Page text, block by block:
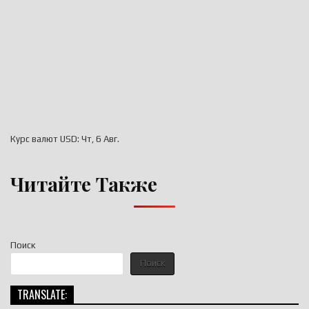
Поиск
Поиск
TRANSLATE:
Курс валют USD: Чт, 6 Авг.
Читайте Также